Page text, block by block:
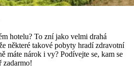
hotelu? To zní jako velmi drahá
některé takové pobyty hradí zdravotní
máte nárok i vy? Podívejte se, kam se
zadarmo!